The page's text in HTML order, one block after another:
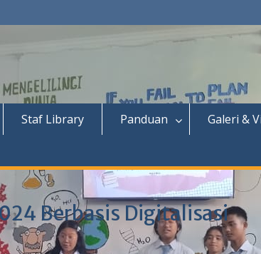
Staf Library Panduan
Galeri &
Berbasis Digitalisasi